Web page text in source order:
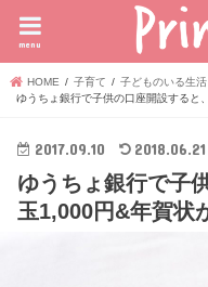
menu
HOME 子育て
子どものいる生
ゆうちょ銀行で子供の口座開設すると
2017.09.10 2018.06.21
ゆうちょ銀行で子
玉1,000円&年賀状